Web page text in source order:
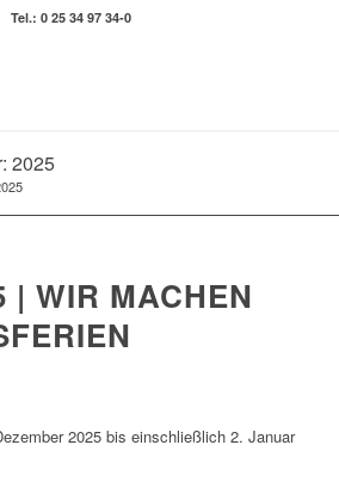
Tel.: 0 25 34 97 34-0
2025
| WIR MACHEN
2025 bis einschließlich 2. Januar